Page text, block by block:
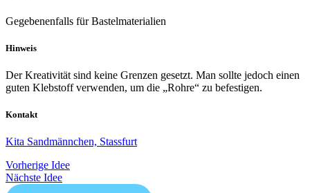
Gegebenenfalls für Bastelmaterialien
Hinweis
Der Kreativität sind keine Grenzen gesetzt. Man sollte jedoch einen
guten Klebstoff verwenden, um die „Rohre“ zu befestigen.
Kontakt
Kita Sandmännchen, Stassfurt
Vorherige Idee
Nächste Idee